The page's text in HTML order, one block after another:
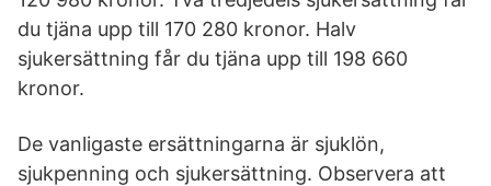
du tjäna upp till 170 280 kronor. Halv
sjukersättning får du tjäna upp till 198 660
kronor.
De vanligaste ersättningarna är sjuklön,
sjukpenning och sjukersättning. Observera att